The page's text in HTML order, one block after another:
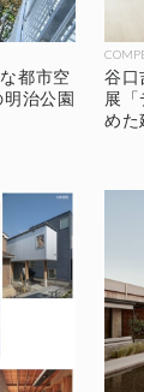
都市空
治公園
谷口
展
めた